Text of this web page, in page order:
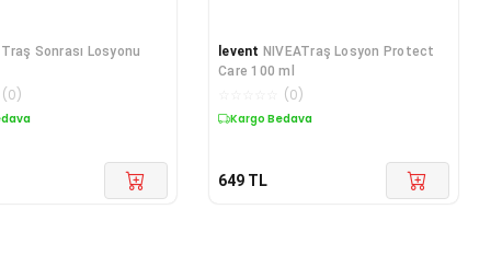
Traş Sonrası Losyonu
(0)
levent NIVEATraş Losyon Protect
Care 100 ml
(0)
Kargo Bedava
649 TL